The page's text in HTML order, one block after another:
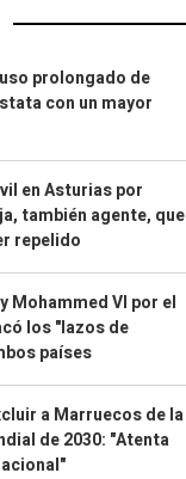
prolongado de
con un mayor
en Asturias por
también agente, que
repelido
Mohammed VI por el
los "lazos de
países
a Marruecos de la
de 2030: "Atenta